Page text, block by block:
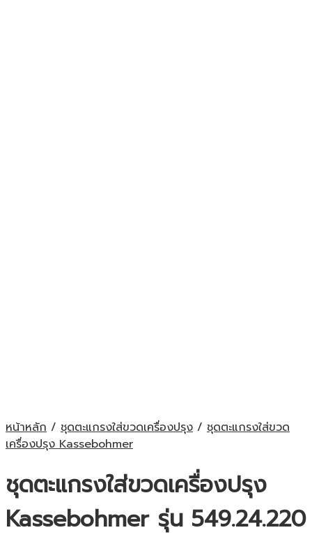
หน้าหลัก / ชุดตะแกรงใส่ขวดเครื่องปรุง / ชุดตะแกรงใส่ขวด
เครื่องปรุง Kassebohmer
ชุดตะแกรงใส่ขวดเครื่องปรุง
Kassebohmer รุ่น 549.24.220